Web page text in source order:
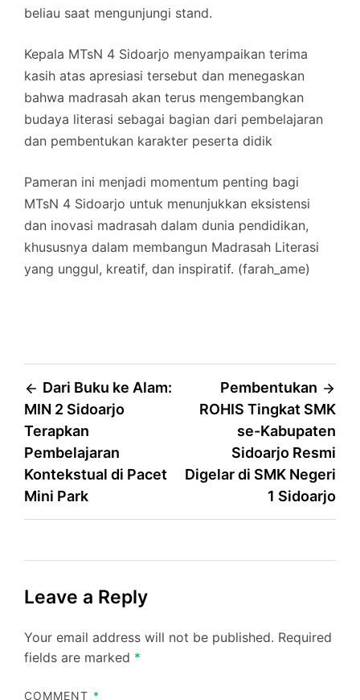
beliau saat mengunjungi stand.
Kepala MTsN 4 Sidoarjo menyampaikan terima
kasih atas apresiasi tersebut dan menegaskan
bahwa madrasah akan terus mengembangkan
budaya literasi sebagai bagian dari pembelajaran
dan pembentukan karakter peserta didik
Pameran ini menjadi momentum penting bagi
MTsN 4 Sidoarjo untuk menunjukkan eksistensi
dan inovasi madrasah dalam dunia pendidikan,
khususnya dalam membangun Madrasah Literasi
yang unggul, kreatif, dan inspiratif. (farah_ame)
Post
navigation
Dari Buku ke Alam:
MIN 2 Sidoarjo
Terapkan
Pembelajaran
Kontekstual di Pacet
Mini Park
Pembentukan
ROHIS Tingkat SMK
se-Kabupaten
Sidoarjo Resmi
Digelar di SMK Negeri
1 Sidoarjo
Leave a Reply
Your email address will not be published. Required
fields are marked *
COMMENT *